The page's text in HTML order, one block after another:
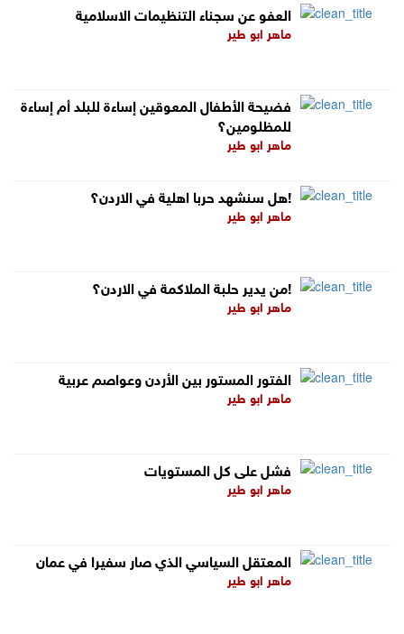
العفو عن سجناء التنظيمات الاسلامية
ماهر ابو طير
فضيحة الأطفال المعوقين إساءة للبلد أم إساءة
للمظلومين؟
ماهر ابو طير
هل سنشهد حربا اهلية في الاردن؟!
ماهر ابو طير
من يدير حلبة الملاكمة في الاردن؟!
ماهر ابو طير
الفتور المستور بين الأردن وعواصم عربية
ماهر ابو طير
فشل على كل المستويات
ماهر ابو طير
المعتقل السياسي الذي صار سفيرا في عمان
ماهر ابو طير